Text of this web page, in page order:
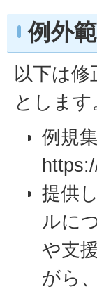
例外
以下は
とします
例規集
提供
ルに
や支
がら